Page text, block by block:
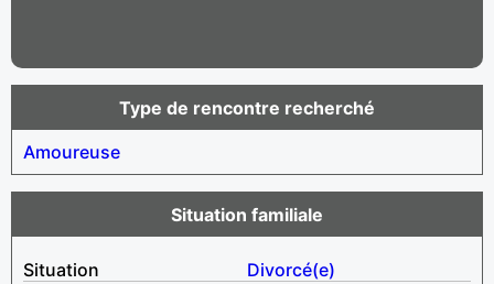
Type de rencontre recherché
Amoureuse
Situation familiale
Situation
Divorcé(e)